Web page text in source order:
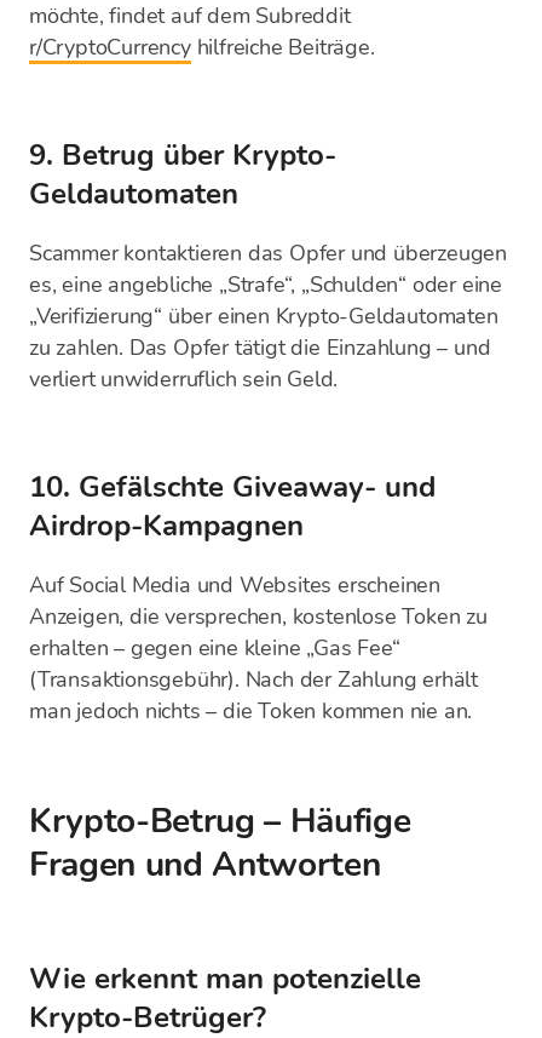
möchte, findet auf dem Subreddit
r/CryptoCurrencyhilfreiche Beiträge.
9. Betrug über Krypto-
Geldautomaten
Scammer kontaktieren das Opfer und überzeugen
es, eine angebliche „Strafe“, „Schulden“ oder eine
„Verifizierung“ über einen Krypto-Geldautomaten
zu zahlen. Das Opfer tätigt die Einzahlung – und
verliert unwiderruflich sein Geld.
10. Gefälschte Giveaway- und
Airdrop-Kampagnen
Auf Social Media und Websites erscheinen
Anzeigen, die versprechen, kostenlose Token zu
erhalten – gegen eine kleine „Gas Fee“
(Transaktionsgebühr). Nach der Zahlung erhält
man jedoch nichts – die Token kommen nie an.
Krypto-Betrug – Häufige
Fragen und Antworten
Wie erkennt man potenzielle
Krypto-Betrüger?